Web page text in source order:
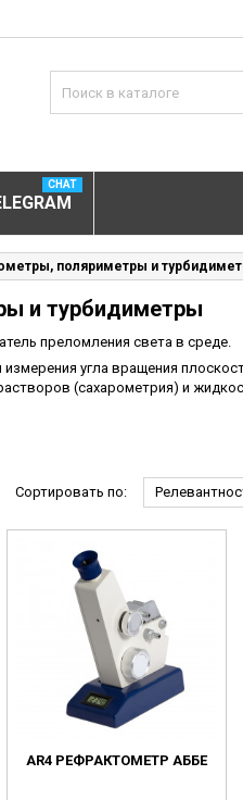
CHAT
поляриметры и
и турбидиметры
преломления света в среде.
угла вращения
(сахарометрия) и
Сортировать по:
AR4 РЕФРАКТОМЕТР АББЕ